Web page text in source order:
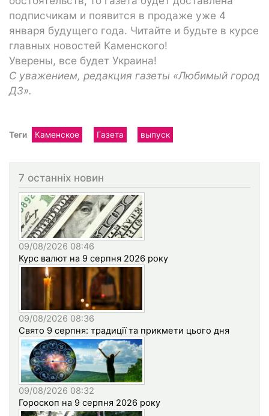
подписчикам и появится в продаже уже 4
января будущего года. Читайте и будьте в курсе
главных новостей Каменского!
Уверены, все будет Украина!
С уважением, редакция газеты «Любимый город
ДЗ».
Теги Каменское Газета выпуск
7 останніх новин
09/08/2026 08:46
Курс валют на 9 серпня 2026 року
09/08/2026 08:36
Свято 9 серпня: традиції та прикмети цього дня
09/08/2026 08:32
Гороскоп на 9 серпня 2026 року